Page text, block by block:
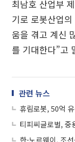
최남호 산업부
기로 로봇산업
움을 겪고 계신
를 기대한다”고
관련 뉴스
휴림로봇, 50억
한-노르웨이, 조